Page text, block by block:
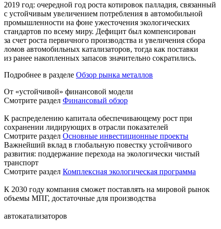
2019 год: очередной год роста котировок палладия, связанный
с устойчивым увеличением потребления в автомобильной
промышленности на фоне ужесточения экологических
стандартов по всему миру. Дефицит был компенсирован
за счет роста первичного производства и увеличения сбора
ломов автомобильных катализаторов, тогда как поставки
из ранее накопленных запасов значительно сократились.
Подробнее в разделе Обзор рынка металлов
От «устойчивой» финансовой модели
Смотрите раздел Финансовый обзор
К распределению капитала обеспечивающему рост при
сохранении лидирующих в отрасли показателей
Смотрите раздел Основные инвестиционные проекты
Важнейший вклад в глобальную повестку устойчивого
развития: поддержание перехода на экологически чистый
транспорт
Смотрите раздел Комплексная экологическая программа
К 2030 году компания сможет поставлять на мировой рынок
объемы МПГ, достаточные для производства
автокатализаторов